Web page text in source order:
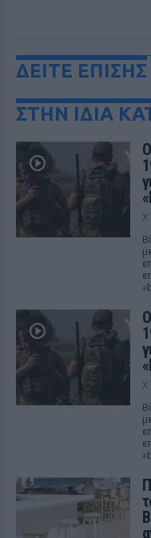
ΔΕΙΤΕ ΕΠΙΣΗΣ
ΣΤΗΝ ΙΔΙΑ